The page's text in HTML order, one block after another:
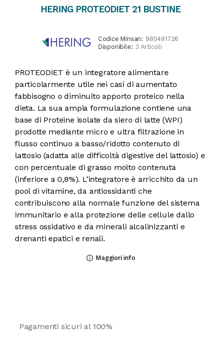
HERING PROTEODIET 21 BUSTINE
Codice Minsan: 980491726
Disponibile: 3 Articoli
PROTEODIET è un integratore alimentare
particolarmente utile nei casi di aumentato
fabbisogno o diminuito apporto proteico nella
dieta. La sua ampia formulazione contiene una
base di Proteine isolate da siero di latte (WPI)
prodotte mediante micro e ultra filtrazione in
flusso continuo a basso/ridotto contenuto di
lattosio (adatta alle difficoltà digestive del lattosio) e
con percentuale di grasso molto contenuta
(inferiore a 0,8%). L’integratore è arricchito da un
pool di vitamine, da antiossidanti che
contribuiscono alla normale funzione del sistema
immunitario e alla protezione delle cellule dallo
stress ossidativo e da minerali alcalinizzanti e
drenanti epatici e renali.
info_outline Maggiori info
Pagamenti sicuri al 100%